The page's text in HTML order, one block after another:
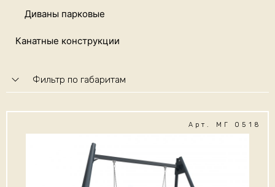
Диваны парковые
Канатные конструкции
Фильтр по габаритам
Арт. МГ 0518